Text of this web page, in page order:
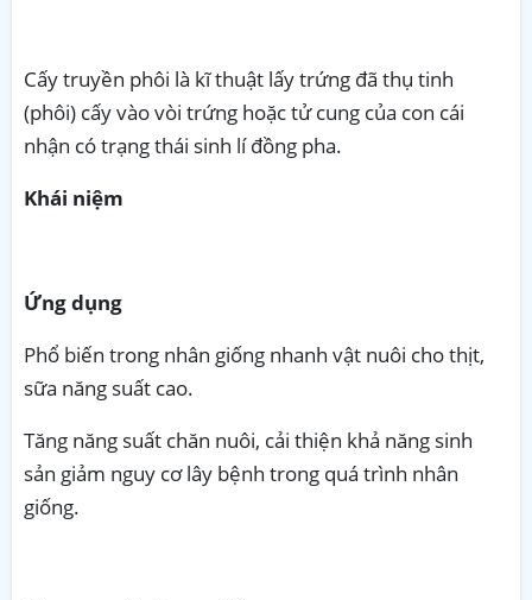
Cấy truyền phôi là kĩ thuật lấy trứng đã thụ tinh
(phôi) cấy vào vòi trứng hoặc tử cung của con cái
nhận có trạng thái sinh lí đồng pha.
Khái niệm
Ứng dụng
Phổ biến trong nhân giống nhanh vật nuôi cho thịt,
sữa năng suất cao.
Tăng năng suất chăn nuôi, cải thiện khả năng sinh
sản giảm nguy cơ lây bệnh trong quá trình nhân
giống.